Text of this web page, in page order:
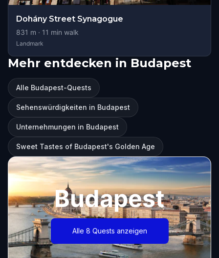
Dohány Street Synagogue
831 m · 11 min walk
Landmark
Mehr entdecken in Budapest
Alle Budapest-Quests
Sehenswürdigkeiten in Budapest
Unternehmungen in Budapest
Sweet Tastes of Budapest's Golden Age
Budapest
Alle 8 Quests anzeigen